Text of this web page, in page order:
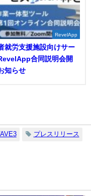
RevelApp
就労支援施設向けサー
合同説明会開
知らせ
プレスリリース